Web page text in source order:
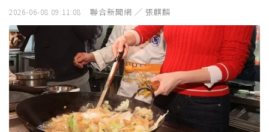
2026-06-08 09:11:08 聯合新聞網 ／ 張麒麟